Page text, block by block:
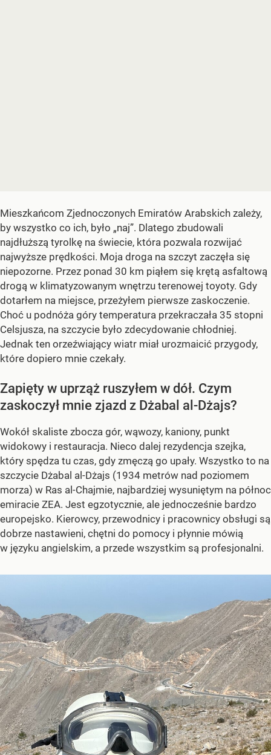
Mieszkańcom Zjednoczonych Emiratów Arabskich zależy,
by wszystko co ich, było „naj”. Dlatego zbudowali
najdłuższą tyrolkę na świecie, która pozwala rozwijać
najwyższe prędkości. Moja droga na szczyt zaczęła się
niepozorne. Przez ponad 30 km piąłem się krętą asfaltową
drogą w klimatyzowanym wnętrzu terenowej toyoty. Gdy
dotarłem na miejsce, przeżyłem pierwsze zaskoczenie.
Choć u podnóża góry temperatura przekraczała 35 stopni
Celsjusza, na szczycie było zdecydowanie chłodniej.
Jednak ten orzeźwiający wiatr miał urozmaicić przygody,
które dopiero mnie czekały.
Zapięty w uprząż ruszyłem w dół. Czym
zaskoczył mnie zjazd z Dżabal al-Dżajs?
Wokół skaliste zbocza gór, wąwozy, kaniony, punkt
widokowy i restauracja. Nieco dalej rezydencja szejka,
który spędza tu czas, gdy zmęczą go upały. Wszystko to na
szczycie Dżabal al-Dżajs (1934 metrów nad poziomem
morza) w Ras al-Chajmie, najbardziej wysuniętym na północ
emiracie ZEA. Jest egzotycznie, ale jednocześnie bardzo
europejsko. Kierowcy, przewodnicy i pracownicy obsługi są
dobrze nastawieni, chętni do pomocy i płynnie mówią
w języku angielskim, a przede wszystkim są profesjonalni.